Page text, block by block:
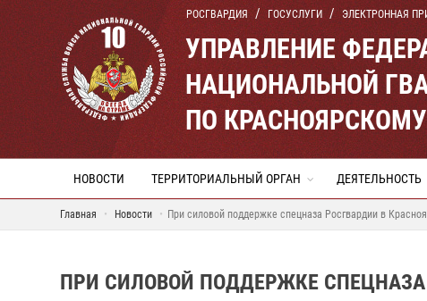
РОСГВАРДИЯ ГОСУСЛУГИ ЭЛЕКТРОННАЯ
УПРАВЛЕНИЕ
НАЦИОНАЛЬНОЙ
ПО
НОВОСТИ ТЕРРИТОРИАЛЬНЫЙ ОРГАН ДЕЯТЕЛЬНОСТЬ
Главная Новости При силовой поддержке спецназа Росгвардии в
ПРИ СИЛОВОЙ ПОДДЕРЖКЕ